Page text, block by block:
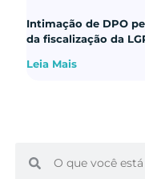
Intimação de DPO
da fiscalização da
Leia Mais